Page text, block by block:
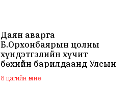
Даян аварга
Б.Орхонбаярын цолны
хүндэтгэлийн хүчит
бөхийн барилдаанд Улсын
арслан Ц.Бямба-Отгон
түрүүллээ
8 цагийн өмнө